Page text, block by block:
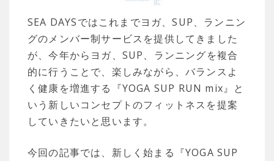
SEA DAYSではこれまでヨガ、SUP、ランニン
グのメンバー制サービスを提供してきました
が、今年からヨガ、SUP、ランニングを複合
的に行うことで、楽しみながら、バランスよ
く健康を増進する『YOGA SUP RUN mix』と
いう新しいコンセプトのフィットネスを提案
していきたいと思います。
今回の記事では、新しく始まる『YOGA SUP